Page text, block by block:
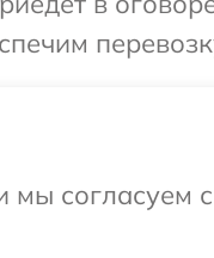
мы согласуем